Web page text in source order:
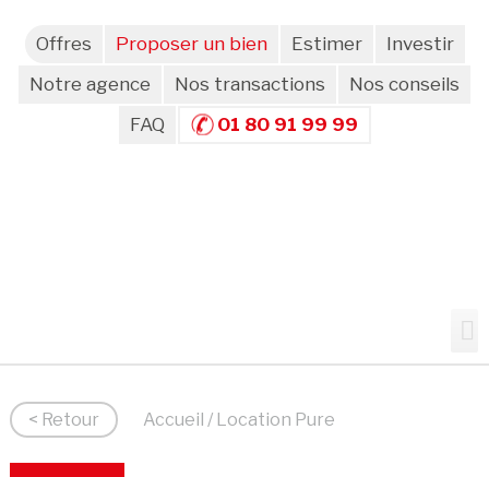
Offres Proposer un bien Estimer
Investir
Notre agence
Nos transactions
Nos conseils
FAQ
01 80 91 99 99
< Retour Accueil / Location Pure